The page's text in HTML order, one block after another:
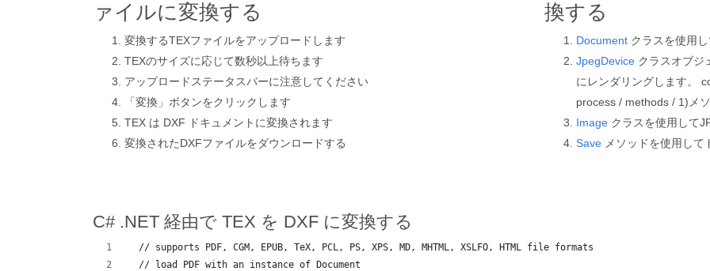
ァイルに変換する
変換するTEXファイルをアップロードします
TEXのサイズに応じて数秒以上待ちます
アップロードステータスバーに注意してください
「変換」ボタンをクリックします
TEX は DXF ドキュメントに変換されます
変換されたDXFファイルをダウンロードする
換する
Document クラスを使用
JpegDevice クラスオブジ
にレンダリングします。
process / methods / 1)メ
Image クラスを使用して
Save メソッドを使用し
C# .NET 経由で TEX を DXF に変換する
  // supports PDF, CGM, EPUB, TeX, PCL, PS, XPS, MD, MHTML, XSLFO, HTML file formats
  // load PDF with an instance of Document